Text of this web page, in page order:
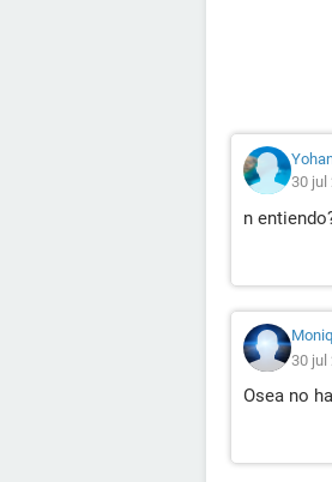
30 jul
n
30 jul
Osea no